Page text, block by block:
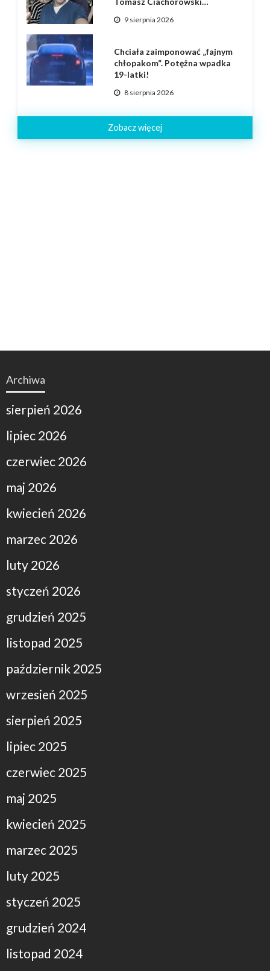
9 sierpnia 2026
Chciała zaimponować „fajnym
chłopakom”. Potężna wpadka
19-latki!
8 sierpnia 2026
Zobacz więcej
Archiwa
sierpień 2026
lipiec 2026
czerwiec 2026
maj 2026
kwiecień 2026
marzec 2026
luty 2026
styczeń 2026
grudzień 2025
listopad 2025
październik 2025
wrzesień 2025
sierpień 2025
lipiec 2025
czerwiec 2025
maj 2025
kwiecień 2025
marzec 2025
luty 2025
styczeń 2025
grudzień 2024
listopad 2024